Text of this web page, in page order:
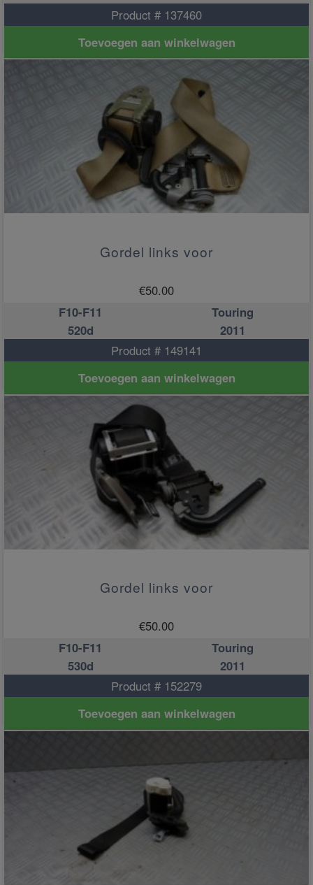
Product # 137460
Toevoegen aan winkelwagen
Gordel links voor
€50.00
F10-F11
Touring
520d
2011
Product # 149141
Toevoegen aan winkelwagen
Gordel links voor
€50.00
F10-F11
Touring
530d
2011
Product # 152279
Toevoegen aan winkelwagen